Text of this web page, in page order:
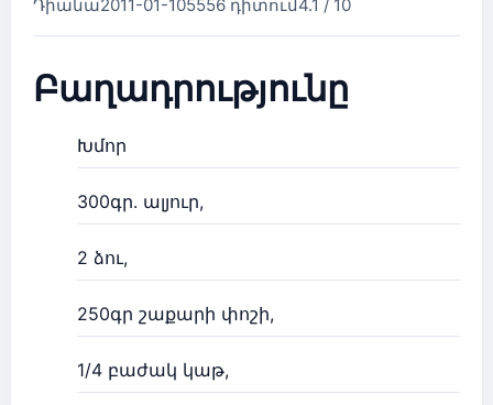
Դիանա2011-01-105556 դիտում4.1 / 10
Բաղադրությունը
Խմոր
300գր. ալյուր,
2 ձու,
250գր շաքարի փոշի,
1/4 բաժակ կաթ,